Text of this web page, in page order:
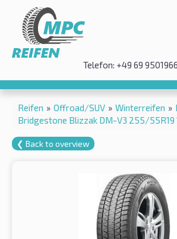
Telefon: +49 69
Reifen » Offroad/SUV » Winterreifen »
Bridgestone Blizzak DM-V3 255/55R19
❮ Back to overview